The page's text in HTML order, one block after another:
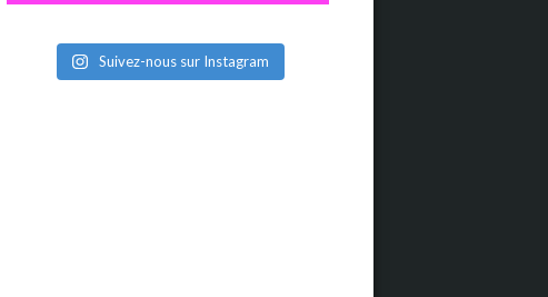
Suivez-nous sur Instagram